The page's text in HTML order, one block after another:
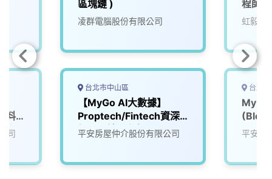
料
程
司
區塊鏈 )
凌群電腦股份有限公司
台北市中山區
【MyGo AI大數據】
Proptech/Fintech資深
網頁全端工程師(Full-
平安房屋仲介股份有限公司
程師
虹毅實
台北
平安房